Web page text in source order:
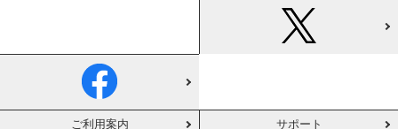
ご利用案内 サポート